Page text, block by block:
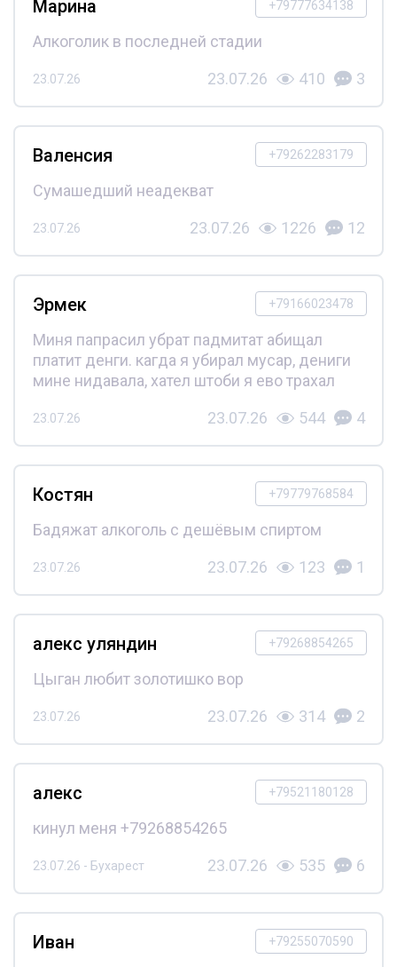
+79777634138
Марина
Алкоголик в последней стадии
23.07.26 23.07.26 410 3
+79262283179
Валенсия
Сумашедший неадекват
23.07.26 23.07.26 1226 12
+79166023478
Эрмек
Миня папрасил убрат падмитат абищал
платит денги. кагда я убирал мусар, дениги
мине нидавала, хател штоби я ево трахал
23.07.26 23.07.26 544 4
+79779768584
Костян
Бадяжат алкоголь с дешёвым спиртом
23.07.26 23.07.26 123 1
+79268854265
алекс уляндин
Цыган любит золотишко вор
23.07.26 23.07.26 314 2
+79521180128
алекс
кинул меня +79268854265
23.07.26 - Бухарест 23.07.26 535 6
+79255070590
Иван